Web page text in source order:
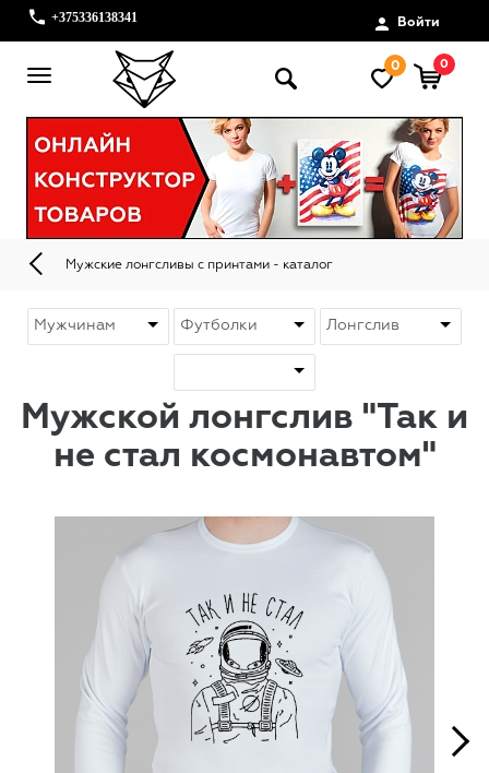
+375336138341 Войти
0 0
Мужские лонгсливы с принтами - каталог
Мужской лонгслив "Так и
не стал космонавтом"